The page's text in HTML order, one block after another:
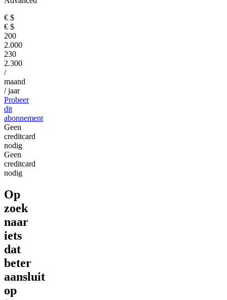
€ $
€ $
200
2.000
230
2.300
/
maand
/ jaar
Probeer
dit
abonnement
Geen
creditcard
nodig
Geen
creditcard
nodig
Op
zoek
naar
iets
dat
beter
aansluit
op